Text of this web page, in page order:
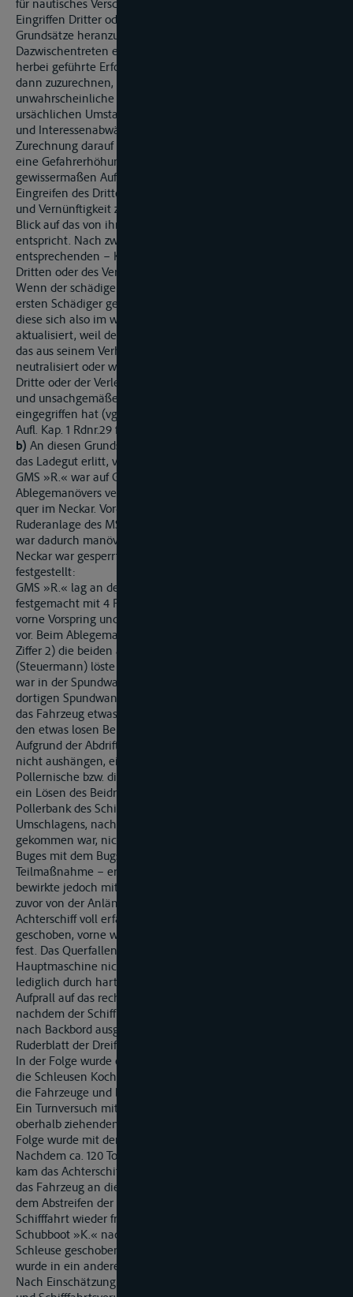
für nautisches Verschulden reicht, sind die zur Zurechnung bei
Eingriffen Dritter oder des Geschädigten entwickelten
Grundsätze heranzuziehen. Danach ist der durch
Dazwischentreten eines Dritten oder des Verletzten selbst
herbei geführte Erfolg dem ersten Verursacher nicht schon
dann zuzurechnen, wenn er nur adäquate, also nicht gänzlich
unwahrscheinliche Konsequenz des zeitlich primär
ursächlichen Umstandes ist. Vielmehr bedarf es einer Güter-
und Interessenabwägung, in deren Rahmen es für die
Zurechnung darauf ankommt, inwieweit der Erstverursacher
eine Gefahrerhöhung herbeigeführt hat, ob sein Verhalten
gewissermaßen Aufforderungscharakter hatte, inwieweit dem
Eingreifen des Dritten oder des Geschädigten Dringlichkeit
und Vernünftigkeit zuzusprechen ist und ob sein Verhalten mit
Blick auf das von ihm verfolgte Ziel der Verhältnismäßigkeit
entspricht. Nach zwei – verschiedenen Blickwinkeln
entsprechenden – Kriterien kann das Dazwischentreten eines
Dritten oder des Verletzten die Zurechnung ausschließen:
Wenn der schädigende Erfolg völlig unabhängig von der vom
ersten Schädiger gesetzten Ursache eingetreten ist, wenn
diese sich also im weiteren Geschehensverlauf nicht mehr
aktualisiert, weil der für den ersten Umstand Verantwortliche
das aus seinem Verhalten resultierende Risiko vollständig
neutralisiert oder wieder gutgemacht hat, oder wenn der
Dritte oder der Verletzte in abwegiger, völlig ungewöhnlicher
und unsachgemäßer Weise in den Fortgang der Dinge
eingegriffen hat (vgl. Geigel/Kerr, Der Haftpflichtprozess, 26.
Aufl. Kap. 1 Rdnr.29 f. m.w.N.).
b) An diesen Grundsätzen gemessen, wird der Schaden, den
das Ladegut erlitt, vom Haftungsausschluss umfasst.
GMS »R.« war auf Grund eines misslungenen
Ablegemanövers verfallen. Das Schif f lag bei Hochwasser
quer im Neckar. Vor- und Achterschiff steckten fest im Ufer. Die
Ruderanlage des MS »R.« war schwer beschädigt. Das Schiff
war dadurch manövrierunfähig und die Schifffahrt auf dem
Neckar war gesperrt. Die Wasserschutzpolizei hatte hierzu u.a.
festgestellt:
GMS »R.« lag an der Anlände X. in A.. Es war Bug zu Tal,
festgemacht mit 4 Festmachern, achtern Beidraht und Spring,
vorne Vorspring und Beidraht, dieser stand ebenfalls etwas
vor. Beim Ablegemanöver löste der Schiffsführer B (Streithelfer
Ziffer 2) die beiden achterlichen Taue, seine Frau
(Steuermann) löste die Vorspring. Der Beidraht (40 mm Tau)
war in der Spundwand an einem Poller festgemacht. In der
dortigen Spundwand sind die Pollernischen relativ klein. Als
das Fahrzeug etwas zu Tal gegangen war, versuchte die Frau
den etwas losen Beidraht aus dem Poller auszuhängen.
Aufgrund der Abdrift des Vorschiffs konnte sie jedoch das Tau
nicht aushängen, ein Herausschleudern war durch die enge
Pollernische bzw. die Entfernung nicht mehr möglich. Auch
ein Lösen des Beidrahts an der vorderen backbordseitigen
Pollerbank des Schiffes war aufgrund des mehrfachen
Umschlagens, nachdem wieder Zug auf den Beidraht
gekommen war, nicht mehr möglich. Das Beidrücken des
Buges mit dem Bugststrahl – eine weitere nautische
Teilmaßnahme – erwies sich ebenfalls als erfolglos, es
bewirkte jedoch mit, dass das Achterschiff noch mehr als
zuvor von der Anlände wegdriftete. Als die Strömung das
Achterschiff voll erfasste, wurde das Fahrzeug achterlich zu Tal
geschoben, vorne war es mit dem Beidraht an der Spundwand
fest. Das Querfallen des Fahrzeugs war mit der
Hauptmaschine nicht zu stoppen, der Schiffsführer konnte
lediglich durch harte Ruderlage und »voll zurück« den
Aufprall auf das rechte Ufer dämpfen. Beim Anprall wurde,
nachdem der Schiffsführer noch kurz zuvor die Ruder hart
nach Backbord ausgedreht hatte, das steuerbordseitige
Ruderblatt der Dreiflächenruderanlage abgeschlagen.
In der Folge wurde eine sofortige Schifffahrtsperre erlassen,
die Schleusen Kochendorf und Gundelsheim wahrschauten
die Fahrzeuge und belegten nach und nach ihre Liegeplätze.
Ein Turnversuch mit einem Bergfahrer (schiebend) und einem
oberhalb ziehenden Binnenschiff blieben erfolglos. In der
Folge wurde mit der Leichterung der Ladung begonnen.
Nachdem ca. 120 Tonnen in eine Schute umgebaggert waren,
kam das Achterschiff so viel hoch, dass es freischwamm und
das Fahrzeug an die Anlände verholt werden konnte. Nach
dem Abstreifen der Unfallstelle wurde dann um 14.30 Uhr die
Schifffahrt wieder freigegeben. Das GMS »R.« wurde mit dem
Schubboot »K.« nach Gundelsheim ins Oberwasser der
Schleuse geschoben und weiter geleichtert. Die Ladung
wurde in ein anderes Binnenschiff umgeschlagen.
Nach Einschätzung der Wasserschutzpolizei und der Wasser-